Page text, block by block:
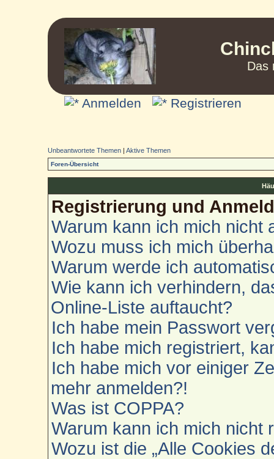
Das
Anmelden Registrieren
Unbeantwortete Themen |Aktive Themen
Foren-Übersicht
Registrierung und
Warum kann ich mich nicht
Wozu muss ich mich
Warum werde ich
Wie kann ich verhindern,
Online-Liste auftaucht?
Ich habe mein Passwort
Ich habe mich registriert,
Ich habe mich vor einiger
mehr anmelden?!
Was ist COPPA?
Warum kann ich mich nicht
Wozu ist die „Alle Cookies